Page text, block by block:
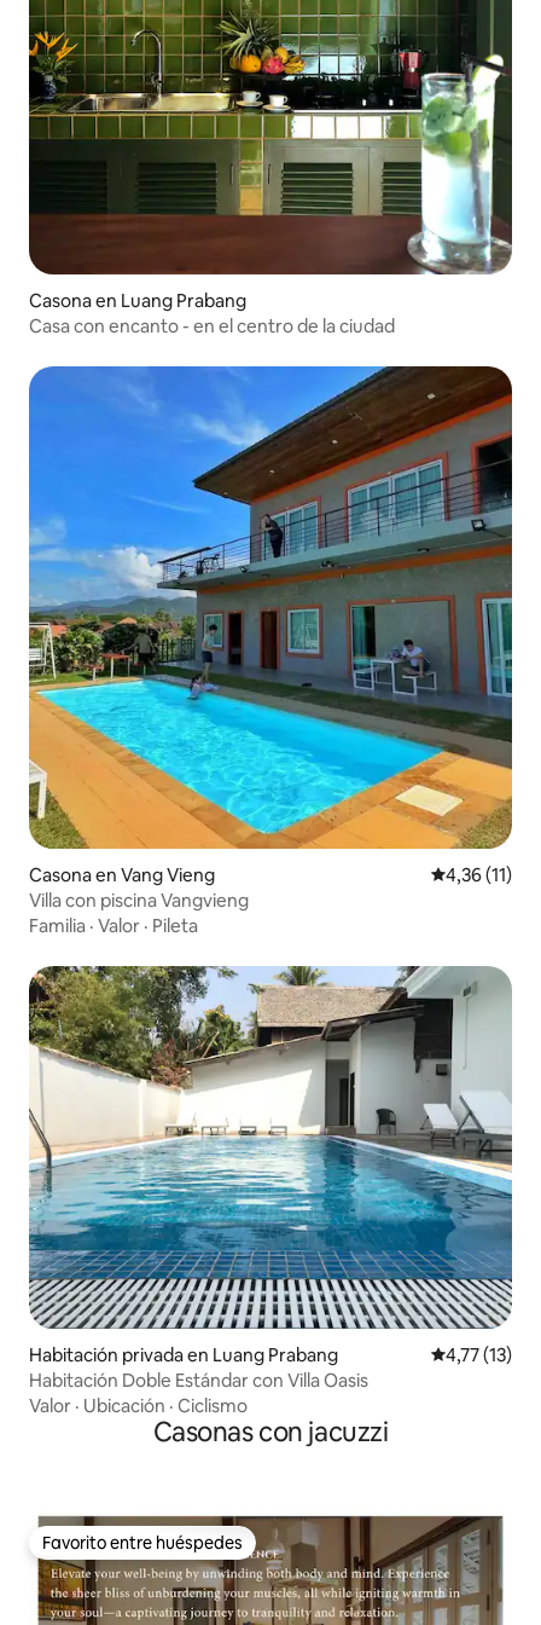
Casona en Luang Prabang
Casa con encanto - en el centro de la ciudad
Casona en Vang Vieng Calificación
4,36 (11)
Villa con piscina Vangvieng
Familia · Valor · Pileta
Habitación privada en Luang Prabang Calificación
4,77 (13)
Habitación Doble Estándar con Villa Oasis
Valor · Ubicación · Ciclismo
Casonas con jacuzzi
Favorito entre huéspedes
Favorito entre huéspedes